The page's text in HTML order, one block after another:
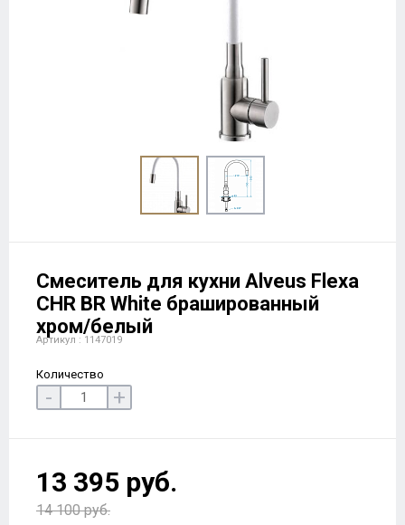
Смеситель для кухни Alveus Flexa
CHR BR White брашированный
хром/белый
Артикул : 1147019
Количество
- +
13 395 руб.
14 100 руб.